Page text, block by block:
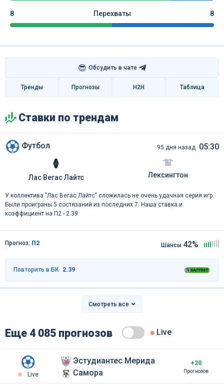
8 Перехваты 8
😎 Обсудить в чате
Тренды Прогнозы H2H Таблица
Ставки по трендам
Футбол 95 дня назад 05:30
Лас Вегас Лайтс Лексингтон
У коллектива "Лас Вегас Лайтс" сложилась не очень удачная серия игр.
Были проиграны 5 состязаний из последних 7. Наша ставка и
коэффициент на П2 - 2.39
Прогноз: П2 Шансы 42%
Повторить в БК 2.39
Смотреть все
Еще 4 085 прогнозов Live
Live
Эстудиантес Мерида
Самора
+20
Прогнозов